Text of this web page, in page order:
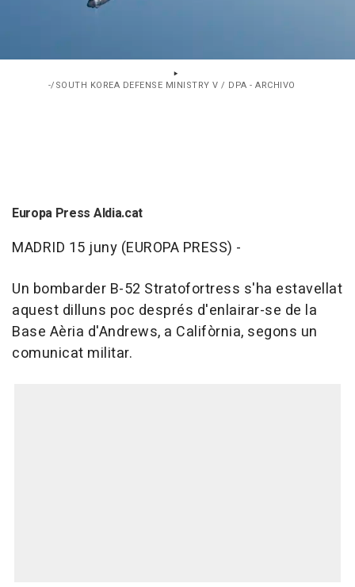
-/SOUTH KOREA DEFENSE MINISTRY V / DPA - ARCHIVO
Europa Press Aldia.cat
MADRID 15 juny (EUROPA PRESS) -
Un bombarder B-52 Stratofortress s'ha estavellat
aquest dilluns poc després d'enlairar-se de la
Base Aèria d'Andrews, a Califòrnia, segons un
comunicat militar.